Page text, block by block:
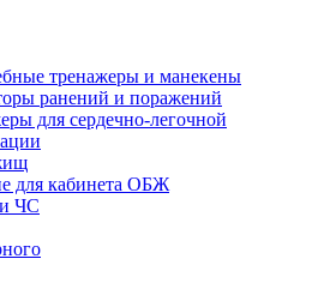
тренажеры и манекены
ранений и поражений
для сердечно-легочной
для кабинета ОБЖ
ЧС